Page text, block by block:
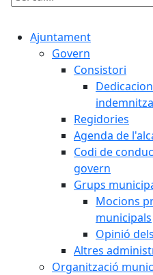
Cercar:
Ajuntament
Govern
Consistori
Regidories
Agenda de
Codi de
govern
Grups
Mocions
municipals
Opinió
Altres
Organització